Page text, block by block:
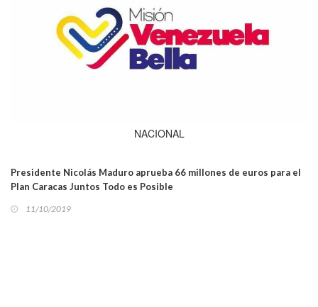
NACIONAL
Presidente Nicolás Maduro aprueba 66 millones de euros para el
Plan Caracas Juntos Todo es Posible
11/10/2019